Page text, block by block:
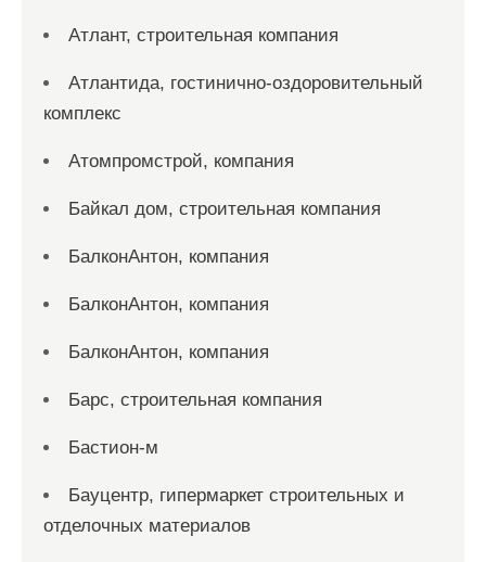
Атлант, строительная компания
Атлантида, гостинично-оздоровительный
комплекс
Атомпромстрой, компания
Байкал дом, строительная компания
БалконАнтон, компания
БалконАнтон, компания
БалконАнтон, компания
Барс, строительная компания
Бастион-м
Бауцентр, гипермаркет строительных и
отделочных материалов